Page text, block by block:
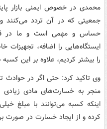
محمدی در خصوص ایمنی بازار
جمعیتی که در آن تردد می‌کنند
حساس و مهمی است و ما در
ایستگاه‌هایی را اضافه، تجهیزات
را بیشتر کردیم، علاوه بر این
وی تاکید کرد: حتی اگر در حوادث
منجر به خسارت‌های مادی زیادی
اینکه کسبه می‌توانند با مبلغ
کرده و از ایجاد خسارت در صورت